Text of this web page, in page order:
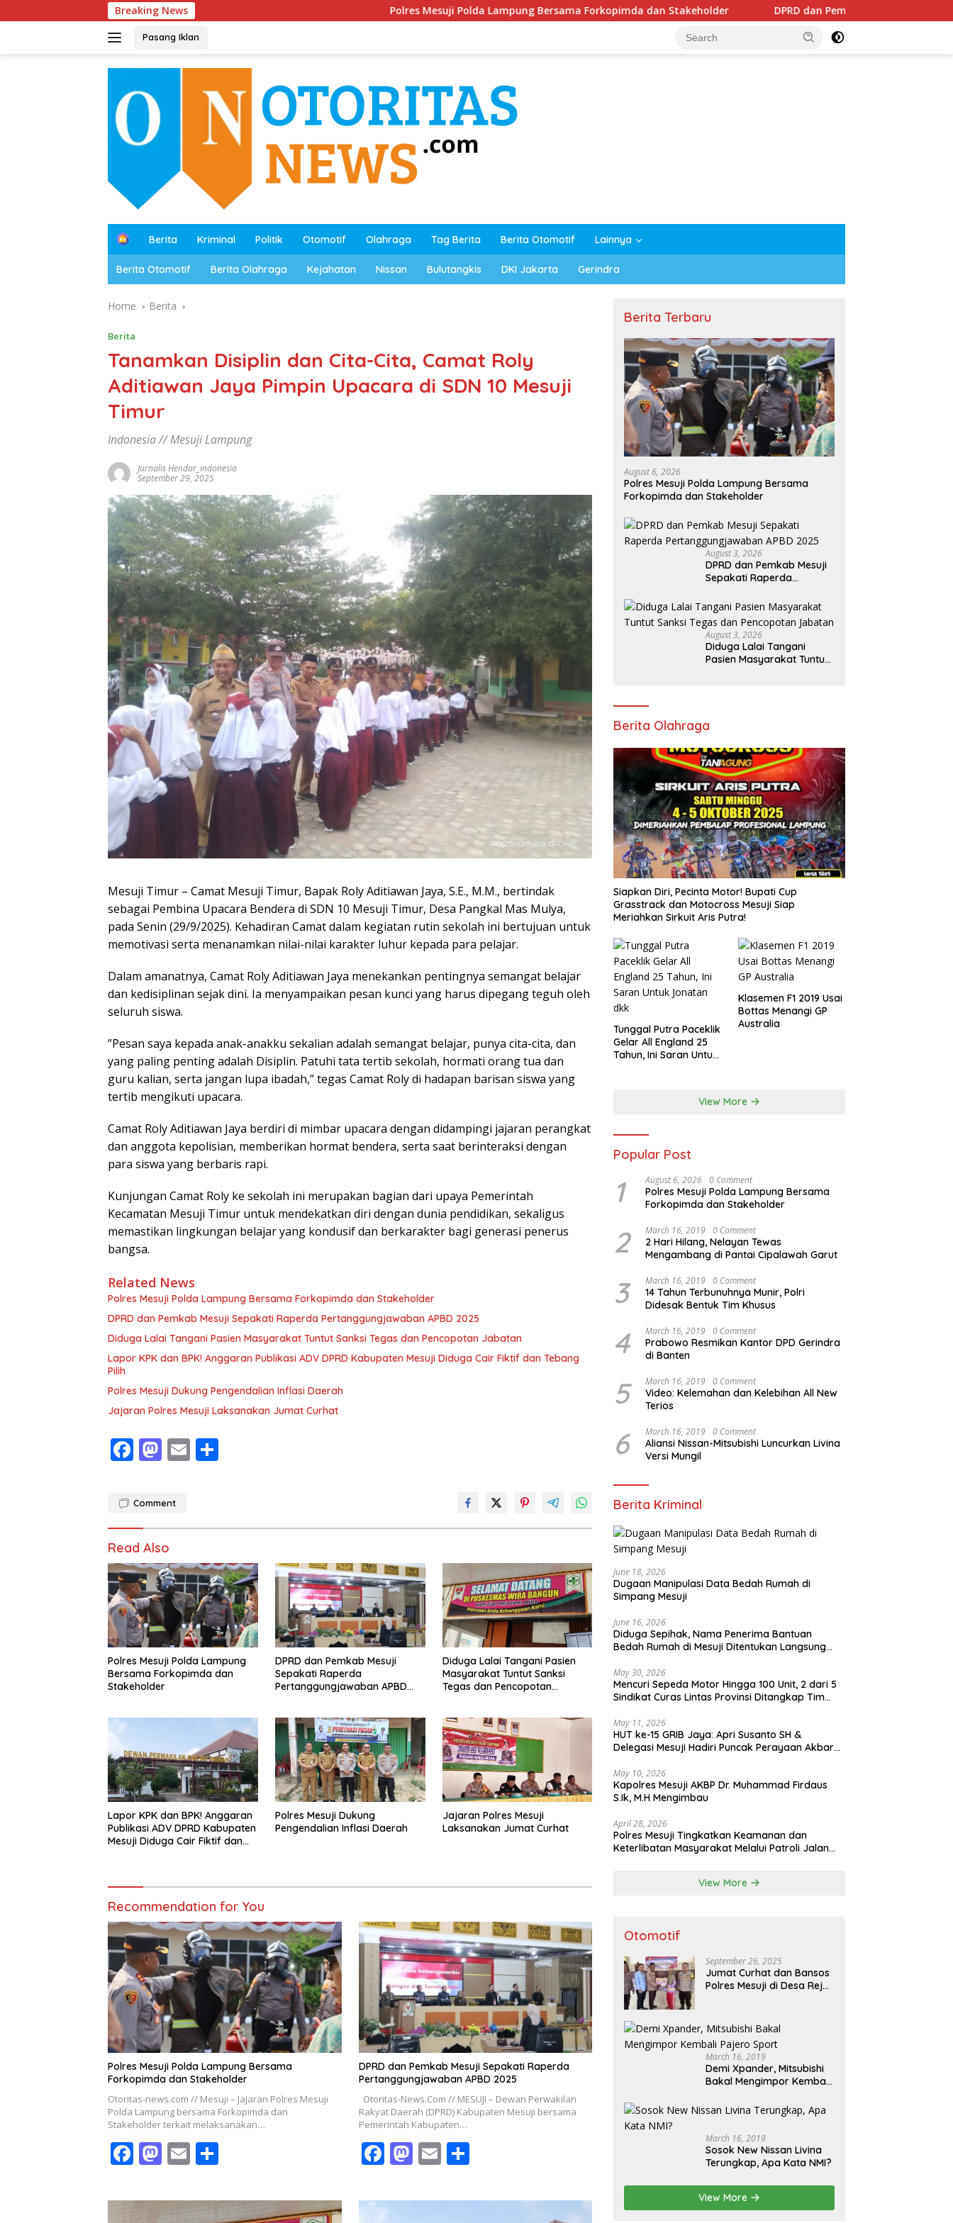
to
Breaking News Polres Mesuji Polda Lampung Bersama Forkopimda dan Stakeholder DPRD dan Pemkab Mesuji Sepakati Raperda
Pasang Iklan
B
a
d
Berita Kriminal Politik Otomotif Olahraga Tag Berita Berita Otomotif Lainnya
Berita Otomotif Berita Olahraga Kejahatan Nissan Bulutangkis DKI Jakarta Gerindra
Home Berita
Berita
Tanamkan Disiplin dan Cita-Cita, Camat Roly
Aditiawan Jaya Pimpin Upacara di SDN 10 Mesuji
Timur
Indonesia // Mesuji Lampung
Jurnalis Hendar_indonesia
September 29, 2025
​Mesuji Timur – Camat Mesuji Timur, Bapak Roly Aditiawan Jaya, S.E., M.M., bertindak
sebagai Pembina Upacara Bendera di SDN 10 Mesuji Timur, Desa Pangkal Mas Mulya,
pada Senin (29/9/2025). Kehadiran Camat dalam kegiatan rutin sekolah ini bertujuan untuk
memotivasi serta menanamkan nilai-nilai karakter luhur kepada para pelajar.
​Dalam amanatnya, Camat Roly Aditiawan Jaya menekankan pentingnya semangat belajar
dan kedisiplinan sejak dini. Ia menyampaikan pesan kunci yang harus dipegang teguh oleh
seluruh siswa.
​”Pesan saya kepada anak-anakku sekalian adalah semangat belajar, punya cita-cita, dan
yang paling penting adalah Disiplin. Patuhi tata tertib sekolah, hormati orang tua dan
guru kalian, serta jangan lupa ibadah,” tegas Camat Roly di hadapan barisan siswa yang
tertib mengikuti upacara.
​Camat Roly Aditiawan Jaya berdiri di mimbar upacara dengan didampingi jajaran perangkat
dan anggota kepolisian, memberikan hormat bendera, serta saat berinteraksi dengan
para siswa yang berbaris rapi.
​Kunjungan Camat Roly ke sekolah ini merupakan bagian dari upaya Pemerintah
Kecamatan Mesuji Timur untuk mendekatkan diri dengan dunia pendidikan, sekaligus
memastikan lingkungan belajar yang kondusif dan berkarakter bagi generasi penerus
bangsa.
Related News
Polres Mesuji Polda Lampung Bersama Forkopimda dan Stakeholder
DPRD dan Pemkab Mesuji Sepakati Raperda Pertanggungjawaban APBD 2025
Diduga Lalai Tangani Pasien Masyarakat Tuntut Sanksi Tegas dan Pencopotan Jabatan
Lapor KPK dan BPK! Anggaran Publikasi ADV DPRD Kabupaten Mesuji Diduga Cair Fiktif dan Tebang
Pilih
Polres Mesuji Dukung Pengendalian Inflasi Daerah
Jajaran Polres Mesuji Laksanakan Jumat Curhat
F
e
o
o
k
M
to
o
n
E
Comment
Read Also
Polres Mesuji Polda Lampung
Bersama Forkopimda dan
Stakeholder
DPRD dan Pemkab Mesuji
Sepakati Raperda
Pertanggungjawaban APBD
Diduga Lalai Tangani Pasien
Masyarakat Tuntut Sanksi
Tegas dan Pencopotan
Lapor KPK dan BPK! Anggaran
Publikasi ADV DPRD Kabupaten
Mesuji Diduga Cair Fiktif dan
Polres Mesuji Dukung
Pengendalian Inflasi Daerah
Jajaran Polres Mesuji
Laksanakan Jumat Curhat
Recommendation for You
Polres Mesuji Polda Lampung Bersama
Forkopimda dan Stakeholder
Otoritas-news.com // Mesuji – Jajaran Polres Mesuji
Polda Lampung bersama Forkopimda dan
Stakeholder terkait melaksanakan…
F
e
M
to
E
ai ar
DPRD dan Pemkab Mesuji Sepakati Raperda
Pertanggungjawaban APBD 2025
Otoritas-News.Com // MESUJI – Dewan Perwakilan
Rakyat Daerah (DPRD) Kabupaten Mesuji bersama
Pemerintah Kabupaten…
F
e
M
to
E
ai
S
ar
Berita Terbaru
August 6, 2026
Polres Mesuji Polda Lampung Bersama
Forkopimda dan Stakeholder
August 3, 2026
DPRD dan Pemkab Mesuji
Sepakati Raperda
APBD 2025
August 3, 2026
Diduga Lalai Tangani
Pasien Masyarakat Tuntut
Berita Olahraga
Siapkan Diri, Pecinta Motor! Bupati Cup
Grasstrack dan Motocross Mesuji Siap
Meriahkan Sirkuit Aris Putra!
Tunggal Putra Paceklik
Gelar All England 25
Tahun, Ini Saran Untuk
Klasemen F1 2019 Usai
Bottas Menangi GP
Australia
View More
Popular Post
1 August 6, 2026 0 Comment
Polres Mesuji Polda Lampung Bersama
Forkopimda dan Stakeholder
2 March 16, 2019 0 Comment
2 Hari Hilang, Nelayan Tewas
Mengambang di Pantai Cipalawah Garut
3 March 16, 2019 0 Comment
14 Tahun Terbunuhnya Munir, Polri
Didesak Bentuk Tim Khusus
4 March 16, 2019 0 Comment
Prabowo Resmikan Kantor DPD Gerindra
di Banten
5 March 16, 2019 0 Comment
Video: Kelemahan dan Kelebihan All New
Terios
6 March 16, 2019 0 Comment
Aliansi Nissan-Mitsubishi Luncurkan Livina
Versi Mungil
Berita Kriminal
June 18, 2026
Dugaan Manipulasi Data Bedah Rumah di
Simpang Mesuji
June 16, 2026
Diduga Sepihak, Nama Penerima Bantuan
Bedah Rumah di Mesuji Ditentukan Langsung
May 30, 2026
Mencuri Sepeda Motor Hingga 100 Unit, 2 dari 5
Sindikat Curas Lintas Provinsi Ditangkap Tim
May 11, 2026
HUT ke-15 GRIB Jaya: Apri Susanto SH &
Delegasi Mesuji Hadiri Puncak Perayaan Akbar
May 10, 2026
Kapolres Mesuji AKBP Dr. Muhammad Firdaus
S.Ik, M.H Mengimbau
April 28, 2026
Polres Mesuji Tingkatkan Keamanan dan
Keterlibatan Masyarakat Melalui Patroli Jalan
View More
Otomotif
September 26, 2025
Jumat Curhat dan Bansos
Polres Mesuji di Desa Rejo
March 16, 2019
Demi Xpander, Mitsubishi
Bakal Mengimpor Kembali
March 16, 2019
Sosok New Nissan Livina
Terungkap, Apa Kata NMI?
View More